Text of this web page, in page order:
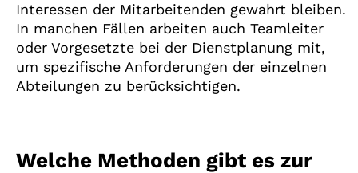
Interessen der Mitarbeitenden gewahrt bleiben.
In manchen Fällen arbeiten auch Teamleiter
oder Vorgesetzte bei der Dienstplanung mit,
um spezifische Anforderungen der einzelnen
Abteilungen zu berücksichtigen.
Welche Methoden gibt es zur